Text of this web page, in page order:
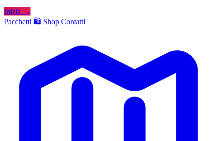
Inizia →
Pacchetti 🛍️ Shop Contatti